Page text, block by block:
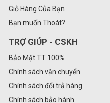
Giỏ Hàng Của Bạn
Bạn muốn Thoát?
TRỢ GIÚP - CSKH
Bảo Mật TT 100%
Chính sách vận chuyển
Chính sách đổi trả hàng
Chính sách bảo hành